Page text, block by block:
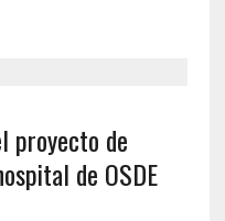
proyecto de
de OSDE